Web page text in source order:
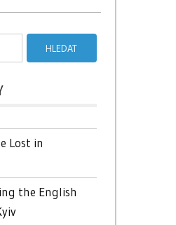
Lost in
the English